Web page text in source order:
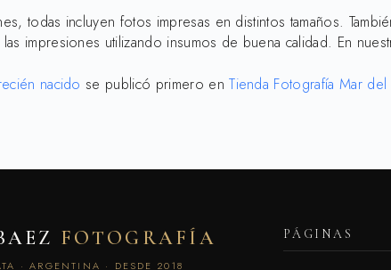
todas incluyen fotos impresas en distintos tamaños.
impresiones utilizando insumos de buena calidad. En
nacido se publicó primero enTienda Fotografía Mar del
FOTOGRAFÍA
· ARGENTINA · DESDE 2018
PÁGINAS